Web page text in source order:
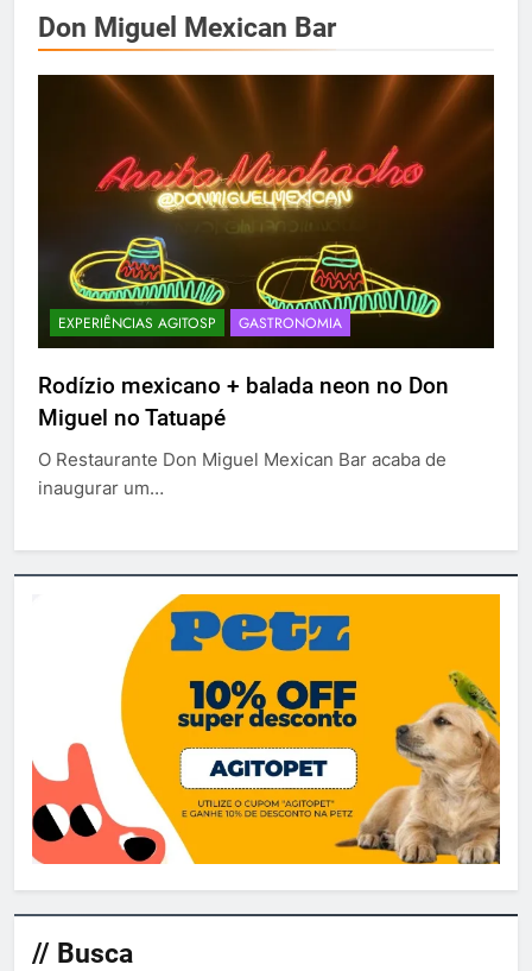
Don Miguel Mexican Bar
EXPERIÊNCIAS AGITOSP GASTRONOMIA
Rodízio mexicano + balada neon no Don
Miguel no Tatuapé
O Restaurante Don Miguel Mexican Bar acaba de
inaugurar um…
// Busca